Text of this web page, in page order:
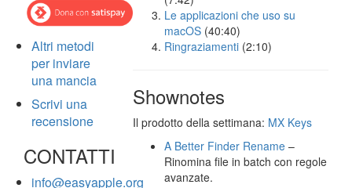
Altri metodi
per inviare
una mancia
Scrivi una
recensione
CONTATTI
info@easyapple.org
Le applicazioni che uso su
macOS (40:40)
Ringraziamenti (2:10)
Shownotes
Il prodotto della settimana: MX Keys
A Better Finder Rename –
Rinomina file in batch con regole
avanzate.